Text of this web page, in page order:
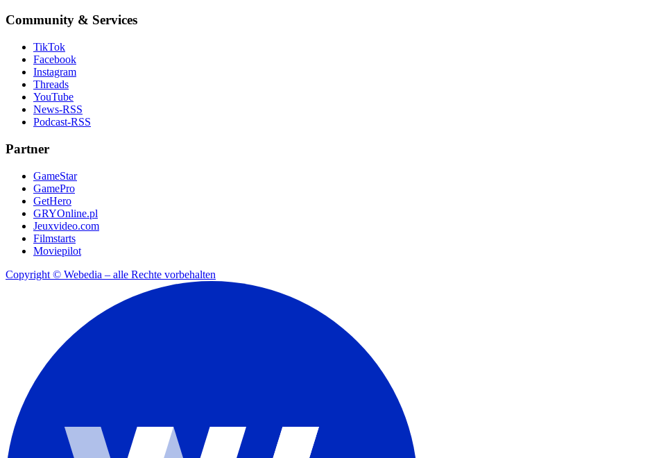
Community & Services
TikTok
Facebook
Instagram
Threads
YouTube
News-RSS
Podcast-RSS
Partner
GameStar
GamePro
GetHero
GRYOnline.pl
Jeuxvideo.com
Filmstarts
Moviepilot
Copyright © Webedia – alle Rechte vorbehalten